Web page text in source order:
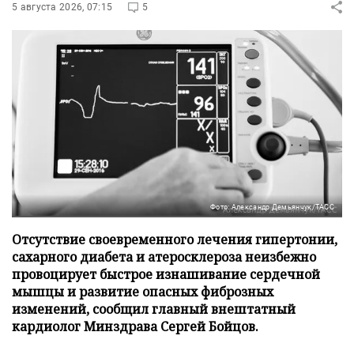
5 августа 2026, 07:15 5
Фото: Александр Демьянчук/ТАСС
Отсутствие своевременного лечения гипертонии,
сахарного диабета и атеросклероза неизбежно
провоцирует быстрое изнашивание сердечной
мышцы и развитие опасных фиброзных
изменений, сообщил главный внештатный
кардиолог Минздрава Сергей Бойцов.